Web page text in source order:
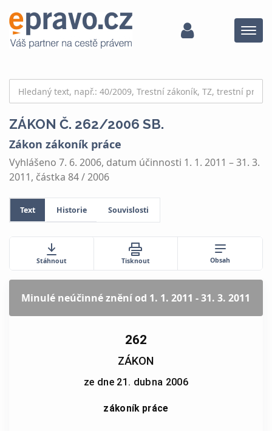
Menu
ZÁKON Č. 262/2006 SB.
Zákon zákoník práce
Vyhlášeno 7. 6. 2006, datum účinnosti 1. 1. 2011 – 31. 3.
2011, částka 84 / 2006
Text Historie Souvislosti
Stáhnout Tisknout Obsah
Minulé neúčinné zněníod 1. 1. 2011 - 31. 3. 2011
262
ZÁKON
ze dne 21. dubna 2006
zákoník práce